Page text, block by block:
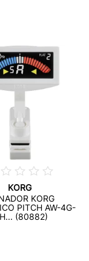
KORG
KORG
PITCH AW-4G-
(80882)